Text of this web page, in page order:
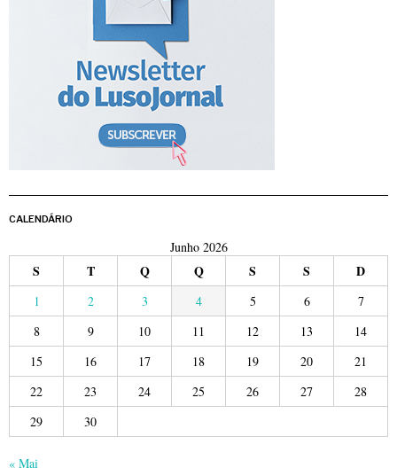
CALENDÁRIO
Junho 2026
S T Q Q S S D
1 2 3 4 5 6
7
8
9 10 11 12 13
14
15
16 17 18 19 20
21
22
23 24 25 26 27
28
29
30
« Mai